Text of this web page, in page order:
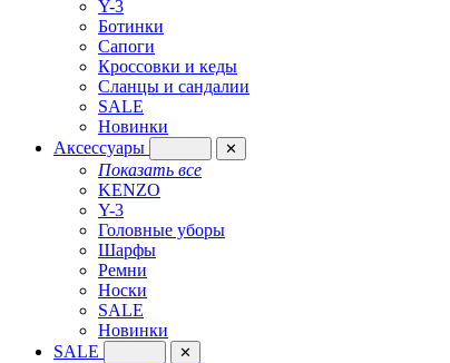
Y-3
Ботинки
Сапоги
Кроссовки и кеды
Сланцы и сандалии
SALE
Новинки
Аксессуары
✕
Показать все
KENZO
Y-3
Головные уборы
Шарфы
Ремни
Носки
SALE
Новинки
SALE
✕